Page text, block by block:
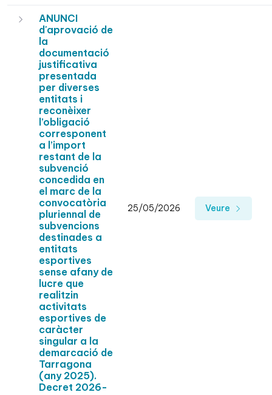
ANUNCI
d'aprovació de
la
documentació
justificativa
presentada
per diverses
entitats i
reconèixer
l’obligació
corresponent
a l’import
restant de la
subvenció
concedida en
el marc de la
convocatòria
pluriennal de
subvencions
destinades a
entitats
esportives
sense afany de
lucre que
realitzin
activitats
esportives de
caràcter
singular a la
demarcació de
Tarragona
(any 2025).
Decret 2026-
25/05/2026 Veure